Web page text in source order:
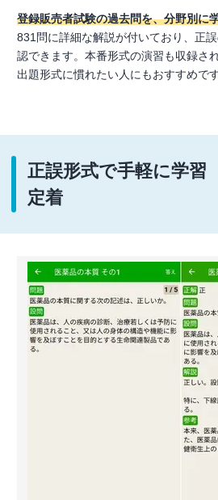
登録販売者試験の過去問を、分野別に
831問に詳細な解説が付いており、正
認できます。本番形式の演習も収録さ
出題形式に慣れたい人にもおすすめです
正誤形式で手軽に学
定着